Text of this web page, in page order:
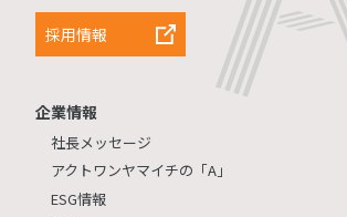
採用情報
企業情報
社長メッセージ
アクトワンヤマイチの「A」
ESG情報